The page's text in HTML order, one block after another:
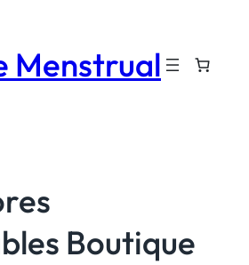
Menstrual
Boutique